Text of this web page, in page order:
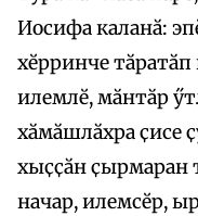
Иосифа каланӑ:
хӗрринче тӑратӑп
илемлӗ, мӑнтӑр
хӑмӑшлӑхра ҫисе
хыҫҫӑн ҫырмаран
начар, илемсӗр,